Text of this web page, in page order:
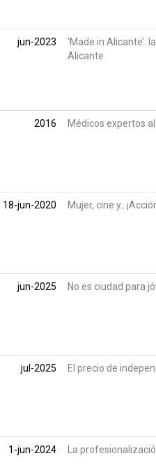
jun-2023
‘Made in Alicante’:
Alicante
2016 Médicos expertos
18-jun-2020 Mujer, cine
jun-2025 No es ciudad para
jul-2025 El precio de
1-jun-2024 La